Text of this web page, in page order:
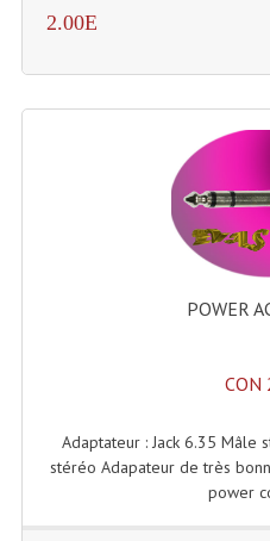
Compresseurs ,
Egaliseur
Enceintes Et
Enceintes,
Enceintes
Retours
2.00E
POWER
CON
Adaptateur : Jack 6.35 Mâle
stéréo Adapateur de très
power